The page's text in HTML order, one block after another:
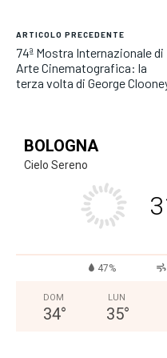
ARTICOLO PRECEDENTE
74ª Mostra Internazionale di
Arte Cinematografica: la
terza volta di George
BOLOGNA
Cielo Sereno
47%
DOM
34°
LUN
35°